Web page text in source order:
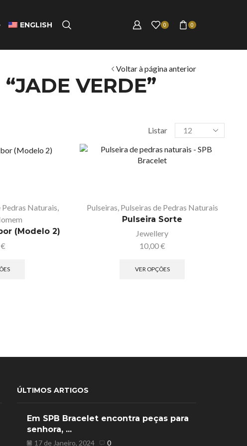
ENGLISH 0 0
VERDE”
Voltar à página anterior
Listar
Pedras Naturais,
(Modelo 2)
€
Pulseiras, Pulseiras de Pedras Naturais
Pulseira Sorte
Jewellery
10,00€
VER OPÇÕES
ÚLTIMOS ARTIGOS
Em SPB Bracelet encontra peças para
senhora, ...
17 de Janeiro, 2024 0